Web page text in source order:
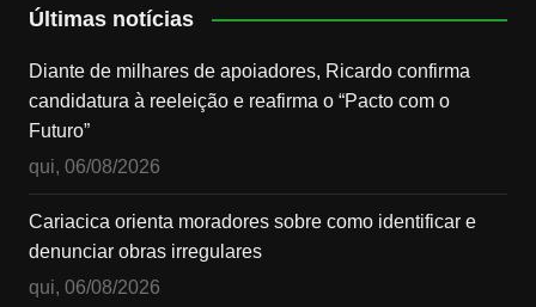
Últimas notícias
Diante de milhares de apoiadores, Ricardo confirma
candidatura à reeleição e reafirma o “Pacto com o
Futuro”
qui, 06/08/2026
Cariacica orienta moradores sobre como identificar e
denunciar obras irregulares
qui, 06/08/2026